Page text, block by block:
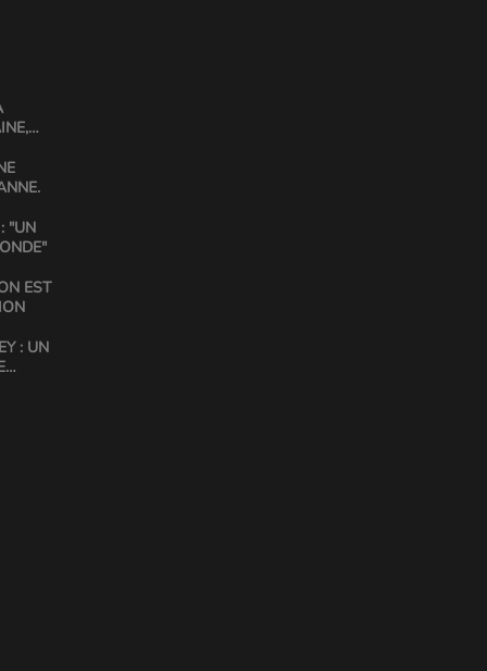
"UN
EST
: UN